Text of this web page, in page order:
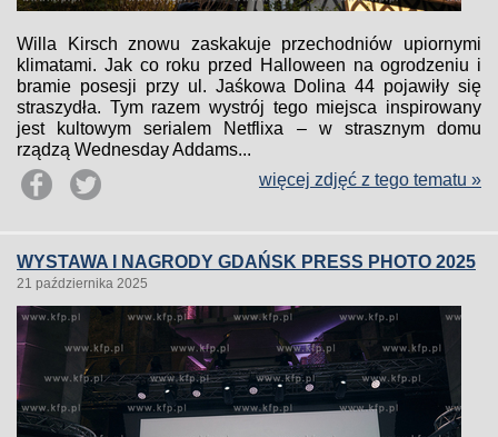
Willa Kirsch znowu zaskakuje przechodniów upiornymi
klimatami. Jak co roku przed Halloween na ogrodzeniu i
bramie posesji przy ul. Jaśkowa Dolina 44 pojawiły się
straszydła. Tym razem wystrój tego miejsca inspirowany
jest kultowym serialem Netflixa – w strasznym domu
rządzą Wednesday Addams...
więcej zdjęć z tego tematu »
WYSTAWA I NAGRODY GDAŃSK PRESS PHOTO 2025
21 października 2025